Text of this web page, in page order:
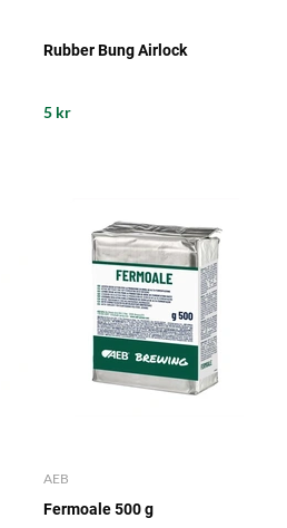
Rubber Bung Airlock
5 kr
AEB
Fermoale 500 g